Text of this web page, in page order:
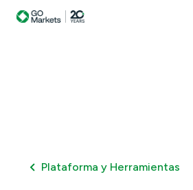
Plataforma y Herramientas